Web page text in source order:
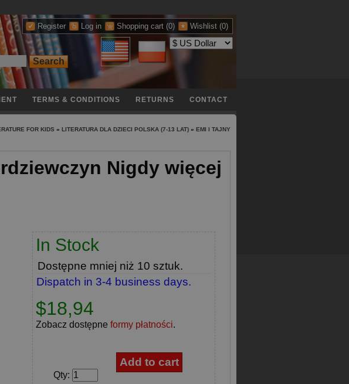
Register Log in Shopping cart (0) Wishlist (0)
TERMS & CONDITIONS RETURNS CONTACT
FOR KIDS » LITERATURA DLA DZIECI POLSKA (7-13 LAT) » EMI I TAJNY
Nigdy więcej
In Stock
Dostępne mniej niż 10 sztuk.
Dispatch in 3-4 business days.
$18,94
Zobacz dostępne formy płatności.
Qty: